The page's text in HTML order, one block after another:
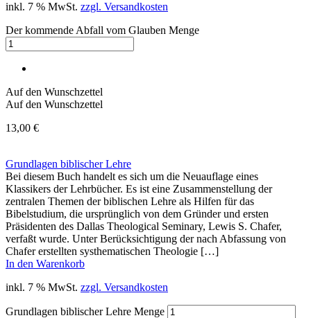
inkl. 7 % MwSt. zzgl. Versandkosten
Der kommende Abfall vom Glauben Menge
Auf den Wunschzettel
Auf den Wunschzettel
13,00 €
Grundlagen biblischer Lehre
Bei diesem Buch handelt es sich um die Neuauflage eines
Klassikers der Lehrbücher. Es ist eine Zusammenstellung der
zentralen Themen der biblischen Lehre als Hilfen für das
Bibelstudium, die ursprünglich von dem Gründer und ersten
Präsidenten des Dallas Theological Seminary, Lewis S. Chafer,
verfaßt wurde. Unter Berücksichtigung der nach Abfassung von
Chafer erstellten systhematischen Theologie […]
In den Warenkorb
inkl. 7 % MwSt. zzgl. Versandkosten
Grundlagen biblischer Lehre Menge